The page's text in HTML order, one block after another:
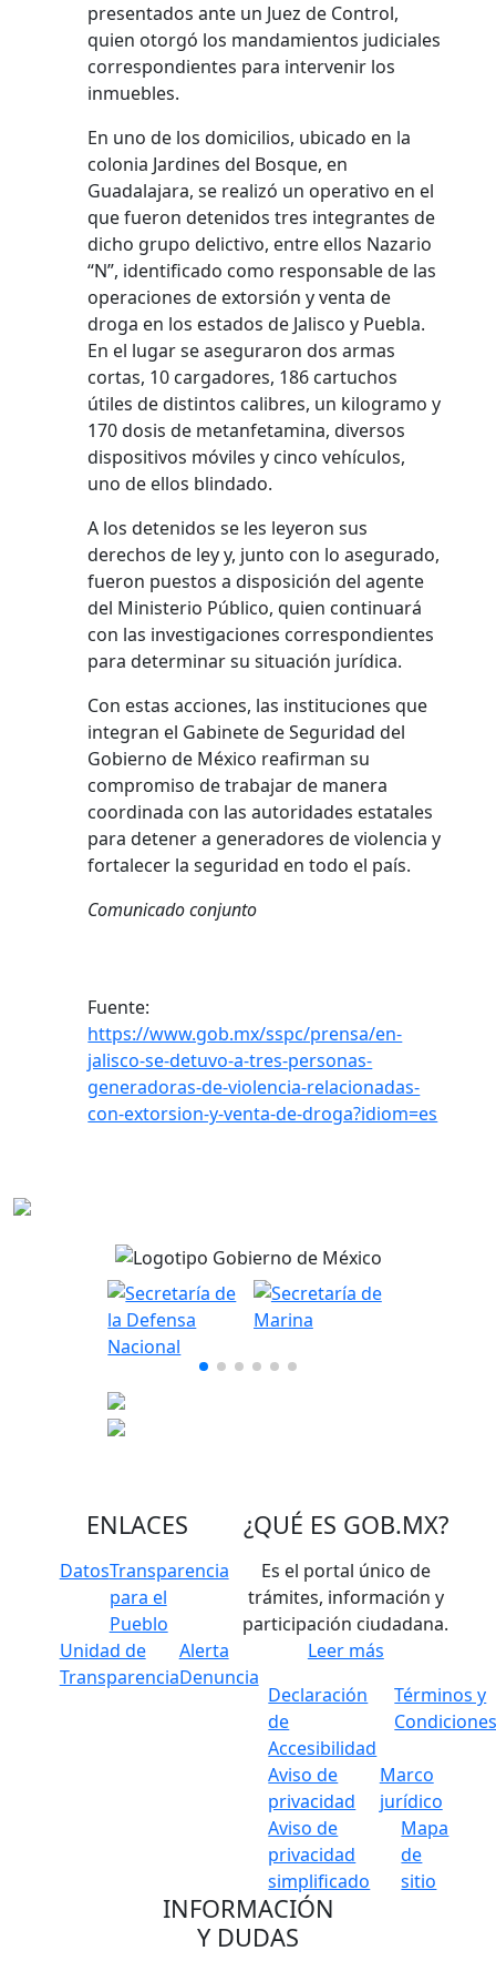
presentados ante un Juez de Control,
quien otorgó los mandamientos judiciales
correspondientes para intervenir los
inmuebles.
En uno de los domicilios, ubicado en la
colonia Jardines del Bosque, en
Guadalajara, se realizó un operativo en el
que fueron detenidos tres integrantes de
dicho grupo delictivo, entre ellos Nazario
“N”, identificado como responsable de las
operaciones de extorsión y venta de
droga en los estados de Jalisco y Puebla.
En el lugar se aseguraron dos armas
cortas, 10 cargadores, 186 cartuchos
útiles de distintos calibres, un kilogramo y
170 dosis de metanfetamina, diversos
dispositivos móviles y cinco vehículos,
uno de ellos blindado.
A los detenidos se les leyeron sus
derechos de ley y, junto con lo asegurado,
fueron puestos a disposición del agente
del Ministerio Público, quien continuará
con las investigaciones correspondientes
para determinar su situación jurídica.
Con estas acciones, las instituciones que
integran el Gabinete de Seguridad del
Gobierno de México reafirman su
compromiso de trabajar de manera
coordinada con las autoridades estatales
para detener a generadores de violencia y
fortalecer la seguridad en todo el país.
Comunicado conjunto
Fuente:
https://www.gob.mx/sspc/prensa/en-
jalisco-se-detuvo-a-tres-personas-
generadoras-de-violencia-relacionadas-
con-extorsion-y-venta-de-droga?idiom=es
ENLACES
DatosTransparencia
para el
Pueblo
Unidad de
Transparencia
Alerta
Denuncia
¿QUÉ ES GOB.MX?
Es el portal único de
trámites, información y
participación ciudadana.
Leer más
Declaración
de
Accesibilidad
Términos y
Aviso de
privacidad
Marco
jurídico
Aviso de
privacidad
simplificado
Mapa
de
sitio
INFORMACIÓN
Y DUDAS